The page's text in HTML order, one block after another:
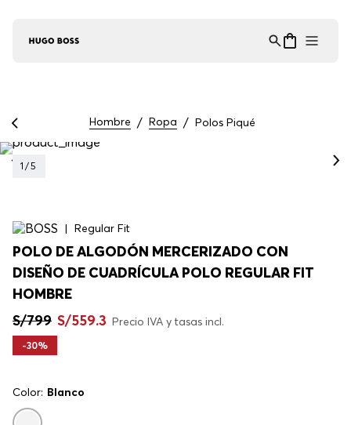
Hombre Ropa Polos Piqué
1 /5
Regular Fit
POLO DE ALGODÓN MERCERIZADO CON
DISEÑO DE CUADRÍCULA POLO REGULAR FIT
HOMBRE
S/799 S/559.3 Precio IVA y tasas incl.
-30%
Color: Blanco
Asistente Virtual
en línea ⋮